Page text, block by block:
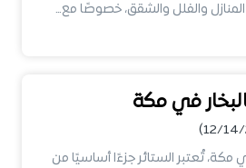
والفلل والشقق، خصوصًا مع…
في مكة
مكة، تُعتبر الستائر جزءًا أساسيًا من